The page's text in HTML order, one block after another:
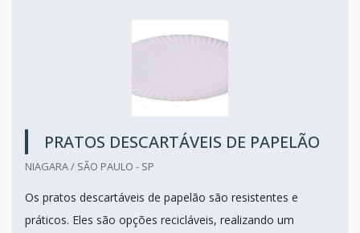
PRATOS DESCARTÁVEIS DE PAPELÃO
NIAGARA / SÃO PAULO - SP
Os pratos descartáveis de papelão são resistentes e
práticos. Eles são opções recicláveis, realizando um